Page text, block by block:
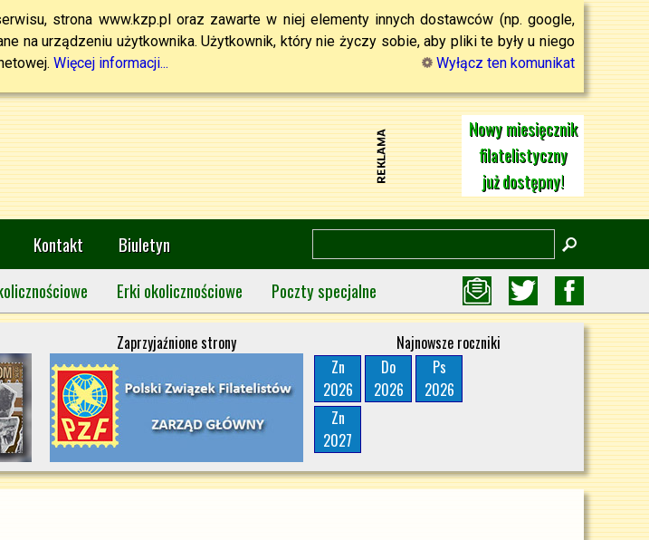
strona www.kzp.pl oraz zawarte w niej elementy innych dostawców (np. google,
na urządzeniu użytkownika. Użytkownik, który nie życzy sobie, aby pliki te były u niego
Więcej informacji... Wyłącz ten komunikat
Nowy miesięcznik
filatelistyczny
już dostępny!
Kontakt
Biuletyn
Erki okolicznościowe Poczty specjalne
Zaprzyjaźnione strony
Najnowsze roczniki
Zn
2026
Do
2026
Ps
2026
Zn
2027